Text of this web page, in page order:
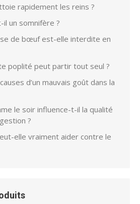
rapidement les reins ?
il un somnifère ?
de bœuf est-elle interdite en
poplité peut partir tout seul ?
d’un mauvais goût dans la
le soir influence-t-il la qualité
?
elle vraiment aider contre le